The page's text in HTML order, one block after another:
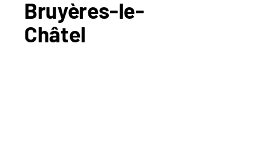
Bruyères-le-
Châtel